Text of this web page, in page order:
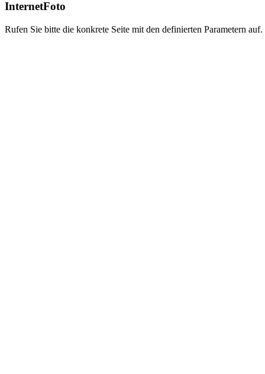
InternetFoto
Rufen Sie bitte die konkrete Seite mit den definierten Parametern auf.